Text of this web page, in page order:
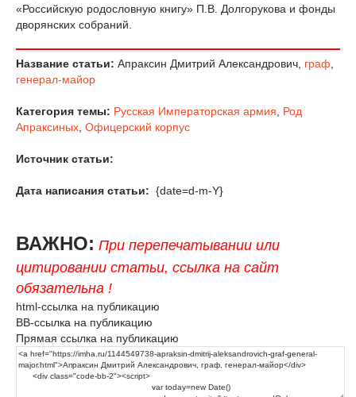
«Российскую родословную книгу» П.В. Долгорукова и фонды
дворянских собраний.
Название статьи: Апраксин Дмитрий Александрович, граф
генерал-майор
Категория темы: Русская Императорская армия
Род
Апраксиных Офицерский корпус
Источник статьи:
Дата написания статьи: {date=d-m-Y}
ВАЖНО: При перепечатывании или
цитировании статьи, ссылка на сайт
обязательна !
html-ссылка на публикацию
BB-ссылка на публикацию
Прямая ссылка на публикацию